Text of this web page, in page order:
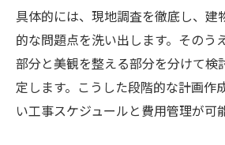
和歌山県で叶える理想のリフ
リフォームで理想の住ま
和歌山県の住宅事情に合
高負荷リフォームで重視
ト
具体的には、現地調査を徹底し、建
的な問題点を洗い出します。そのう
部分と美観を整える部分を分けて検
定します。こうした段階的な計画作
い工事スケジュールと費用管理が可